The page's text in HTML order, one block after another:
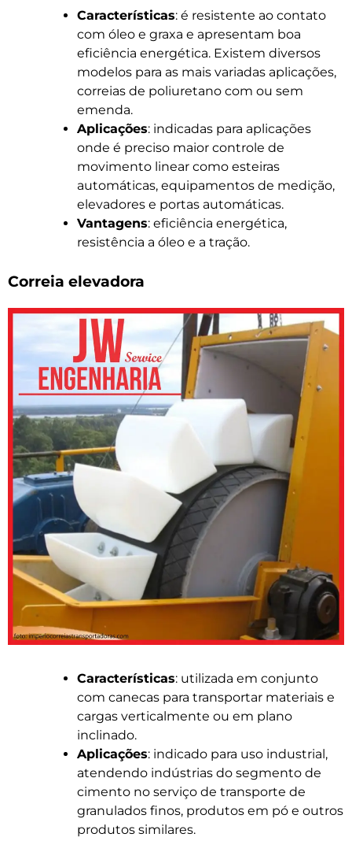
Características: é resistente ao contato
com óleo e graxa e apresentam boa
eficiência energética. Existem diversos
modelos para as mais variadas aplicações,
correias de poliuretano com ou sem
emenda.
Aplicações: indicadas para aplicações
onde é preciso maior controle de
movimento linear como esteiras
automáticas, equipamentos de medição,
elevadores e portas automáticas.
Vantagens: eficiência energética,
resistência a óleo e a tração.
Correia elevadora
Características: utilizada em conjunto
com canecas para transportar materiais e
cargas verticalmente ou em plano
inclinado.
Aplicações: indicado para uso industrial,
atendendo indústrias do segmento de
cimento no serviço de transporte de
granulados finos, produtos em pó e outros
produtos similares.